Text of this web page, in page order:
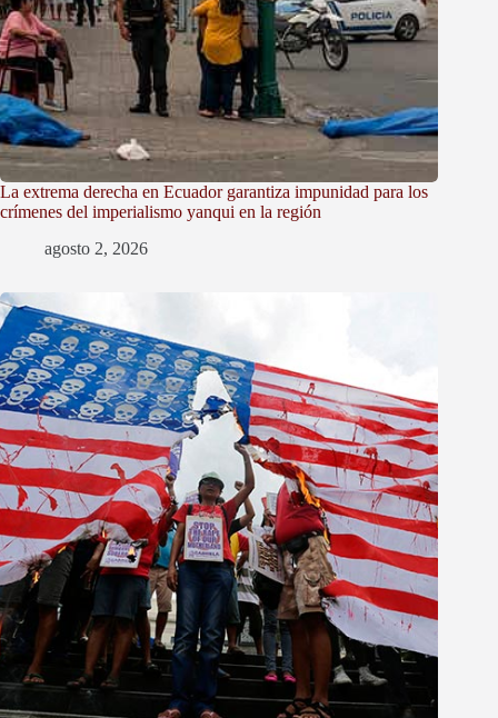
La extrema derecha en Ecuador garantiza impunidad para los
crímenes del imperialismo yanqui en la región
agosto 2, 2026